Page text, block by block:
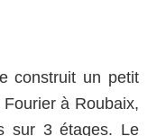
construit un petit
à Roubaix,
sur 3 étages. Le